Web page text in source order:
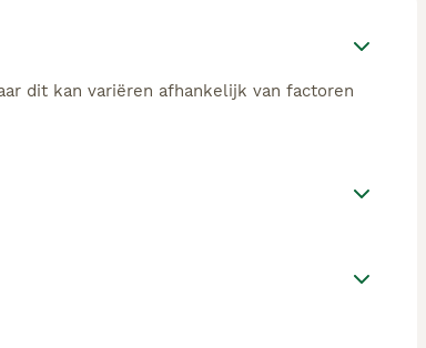
dit kan variëren afhankelijk van factoren